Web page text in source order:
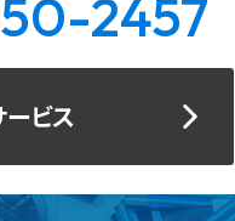
2457
ービス